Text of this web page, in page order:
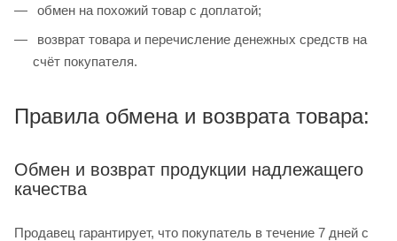
обмен на похожий товар с доплатой;
возврат товара и перечисление денежных средств на
счёт покупателя.
Правила обмена и возврата товара:
Обмен и возврат продукции надлежащего
качества
Продавец гарантирует, что покупатель в течение 7 дней с